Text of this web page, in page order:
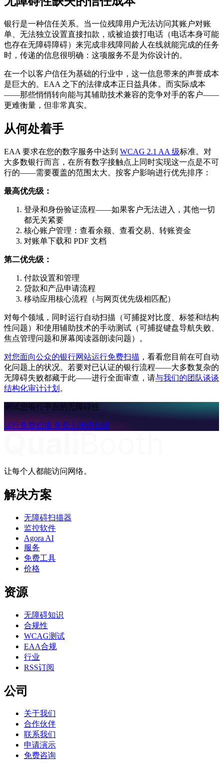
银行是一种信任关系。当一位残障用户无法访问其账户对账
单、无法独立设置直接扣款，或被迫拨打电话（电话本身可能
也存在无障碍障碍）来完成非残障同龄人在线就能完成的任务
时，传递的信息很明确：这项服务不是为你设计的。
在一个以客户信任为基础的行业中，这一信息带来的声誉成本
是巨大的。EAA 之下的法律成本正日益具体。而实际成本
——那些悄悄转向能与其辅助技术兼容的竞争对手的客户——
更难衡量，但非常真实。
从何处着手
EAA 要求在您的数字服务中达到 WCAG 2.1 AA 级标准。对
大多数银行而言，在所有数字接触点上同时实现这一点是不可
行的——需要覆盖的范围太大。按客户影响进行优先排序：
最高优先级：
登录和身份验证流程——如果客户无法进入，其他一切
都无关紧要
核心账户管理：查看余额、查看交易、转账资金
对账单下载和 PDF 文档
第二优先级：
付款设置和管理
贷款和产品申请流程
移动应用核心流程（与网页优先级相匹配）
对每个领域，同时运行自动扫描（可捕捉对比度、标签和结构
性问题）和使用辅助技术的手动测试（可捕捉键盘导航失败、
焦点管理问题和屏幕阅读器朗读问题）。
对您面向公众的银行网站运行免费扫描 ，看看您目前在可自动
化问题上的状况。若要对已认证的银行流程——大多数复杂的
无障碍失败都藏于此——进行全面审查，请与我们的团队谈谈
结构化审计计划 。
测试您银行平台的无障碍性
运行免费扫描 免费无障碍扫描
让每个人都能访问网络。
解决方案
无障碍扫描器
监控软件
Agora AI
服务
免费工具
价格
资源
无障碍知识
合规性
WCAG测试
EAA合规
行业
RSS订阅
公司
关于我们
合作伙伴
联系我们
申请演示
免费咨询